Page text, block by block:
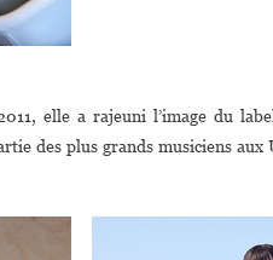
elle a rajeuni l’image du
des plus grands musiciens